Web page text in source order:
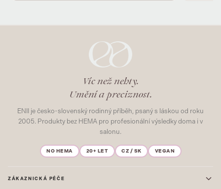
Víc než nehty.
Umění a preciznost.
ENII je česko-slovenský rodinný příběh, psaný s láskou od roku
2005. Produkty bez HEMA pro profesionální výsledky doma i v
salonu.
NO HEMA 20+ LET CZ / SK VEGAN
ZÁKAZNICKÁ PÉČE